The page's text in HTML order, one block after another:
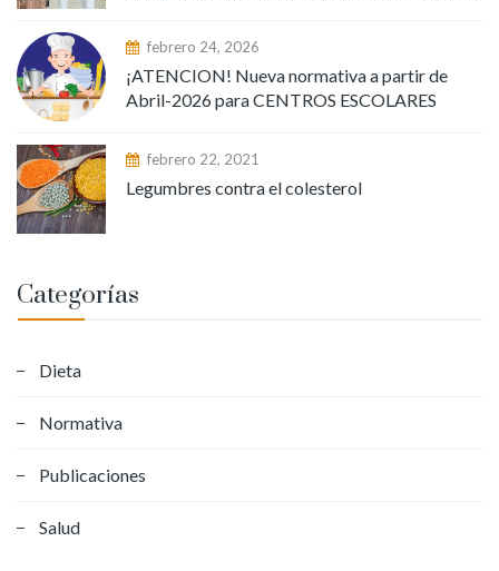
febrero 24, 2026
¡ATENCION! Nueva normativa a partir de
Abril-2026 para CENTROS ESCOLARES
febrero 22, 2021
Legumbres contra el colesterol
Categorías
Dieta
Normativa
Publicaciones
Salud